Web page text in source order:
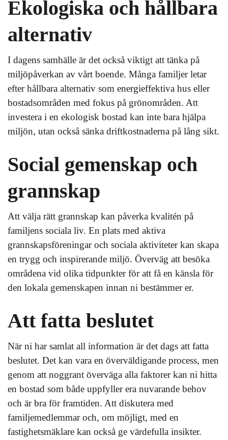
Ekologiska och hållbara
alternativ
I dagens samhälle är det också viktigt att tänka på
miljöpåverkan av vårt boende. Många familjer letar
efter hållbara alternativ som energieffektiva hus eller
bostadsområden med fokus på grönområden. Att
investera i en ekologisk bostad kan inte bara hjälpa
miljön, utan också sänka driftkostnaderna på lång sikt.
Social gemenskap och
grannskap
Att välja rätt grannskap kan påverka kvalitén på
familjens sociala liv. En plats med aktiva
grannskapsföreningar och sociala aktiviteter kan skapa
en trygg och inspirerande miljö. Överväg att besöka
områdena vid olika tidpunkter för att få en känsla för
den lokala gemenskapen innan ni bestämmer er.
Att fatta beslutet
När ni har samlat all information är det dags att fatta
beslutet. Det kan vara en överväldigande process, men
genom att noggrant överväga alla faktorer kan ni hitta
en bostad som både uppfyller era nuvarande behov
och är bra för framtiden. Att diskutera med
familjemedlemmar och, om möjligt, med en
fastighetsmäklare kan också ge värdefulla insikter.